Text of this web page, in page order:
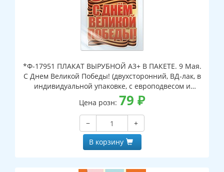
*Ф-17951 ПЛАКАТ ВЫРУБНОЙ А3+ В ПАКЕТЕ. 9 Мая.
С Днем Великой Победы! (двухсторонний, ВД-лак, в
индивидуальной упаковке, с европодвесом и
клеевым клапаном)
Цена розн: 79 ₽
−
+
В корзину